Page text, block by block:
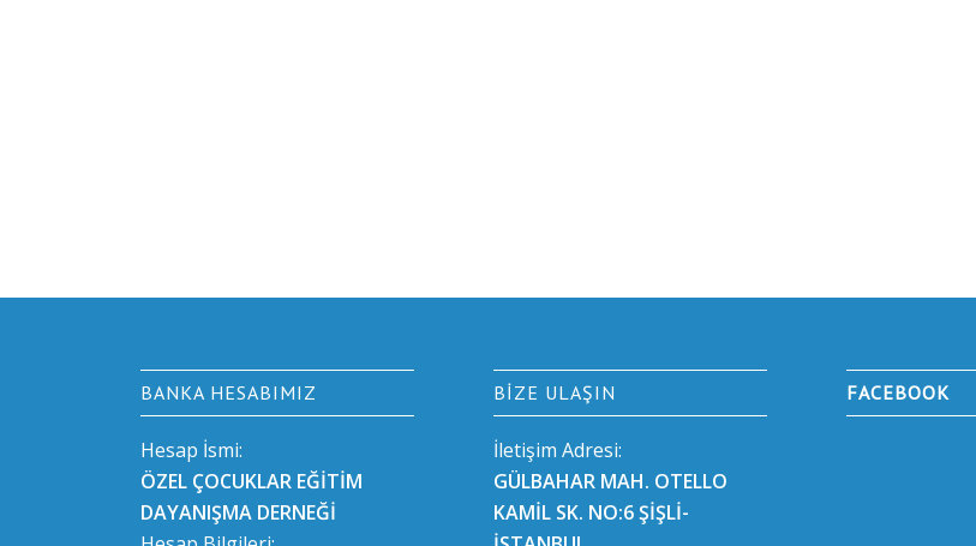
BANKA HESABIMIZ
Hesap İsmi:
ÖZEL ÇOCUKLAR EĞİTİM
DAYANIŞMA DERNEĞİ
BIZE ULAŞIN
İletişim Adresi:
GÜLBAHAR MAH. OTELLO
KAMİL SK. NO:6 ŞİŞLİ-
FACEBOOK